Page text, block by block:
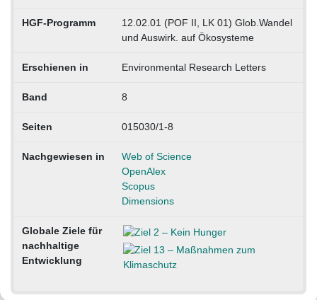
HGF-Programm
12.02.01 (POF II, LK 01) Glob.Wandel
und Auswirk. auf Ökosysteme
Erschienen in Environmental Research Letters
Band 8
Seiten 015030/1-8
Nachgewiesen in
Web of Science
OpenAlex
Scopus
Dimensions
Globale Ziele für
nachhaltige
Entwicklung